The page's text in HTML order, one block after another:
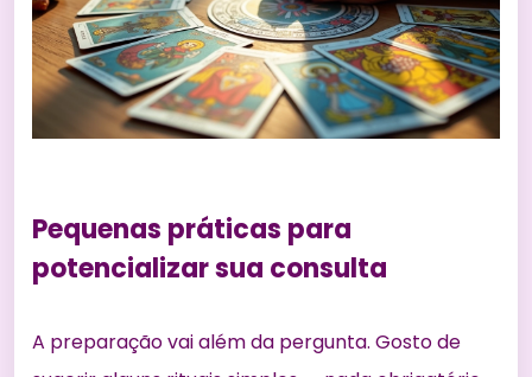
Pequenas práticas para
potencializar sua consulta
A preparação vai além da pergunta. Gosto de